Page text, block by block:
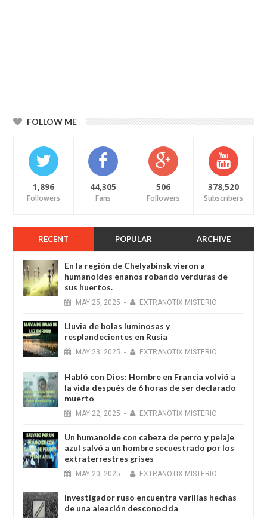
FOLLOW ME
1,896
Followers
44,305
Fans
506
Followers
378,520
Subscribers
RECENT POPULAR ARCHIVE
En la región de Chelyabinsk vieron a
humanoides enanos robando verduras de
sus huertos.
MAY 25, 2025 - EXTRANOTIX MISTERIO
Lluvia de bolas luminosas y
resplandecientes en Rusia
MAY 23, 2025 - EXTRANOTIX MISTERIO
Habló con Dios: Hombre en Francia volvió a
la vida después de 6 horas de ser declarado
muerto
MAY 22, 2025 - EXTRANOTIX MISTERIO
Un humanoide con cabeza de perro у pelaje
azul salvó a un hombre secuestrado por los
extraterrestres grises
MAY 20, 2025 - EXTRANOTIX MISTERIO
Investigador ruso encuentra varillas hechas
de una aleación desconocida